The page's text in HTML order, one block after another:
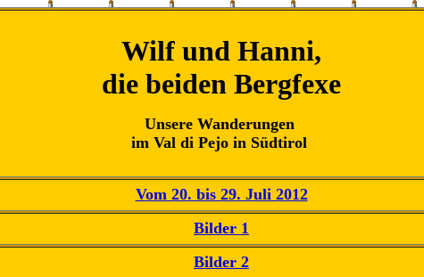
Wilf und Hanni,
die beiden Bergfexe
Unsere Wanderungen
im Val di Pejo in Südtirol
Vom 20. bis 29. Juli 2012
Bilder 1
Bilder 2